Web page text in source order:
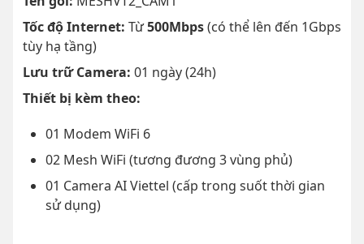
Tốc độ Internet: Từ500Mbps(có thể lên đến 1Gbps
tùy hạ tầng)
Lưu trữ Camera: 01 ngày (24h)
Thiết bị kèm theo:
01 Modem WiFi 6
02 Mesh WiFi (tương đương 3 vùng phủ)
01 Camera AI Viettel (cấp trong suốt thời gian
sử dụng)